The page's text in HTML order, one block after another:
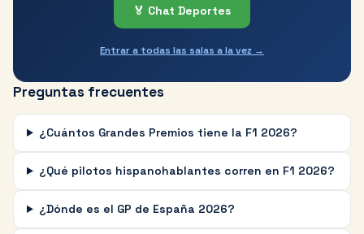
🏅 Chat Deportes
Entrar a todas las salas a la vez →
Preguntas frecuentes
¿Cuántos Grandes Premios tiene la F1 2026?
¿Qué pilotos hispanohablantes corren en F1 2026?
¿Dónde es el GP de España 2026?